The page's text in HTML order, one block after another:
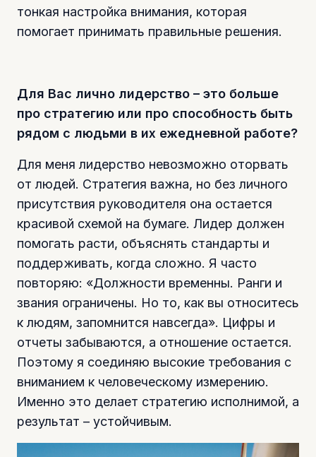
тонкая настройка внимания, которая
помогает принимать правильные решения.
Для Вас лично лидерство – это больше
про стратегию или про способность быть
рядом с людьми в их ежедневной работе?
Для меня лидерство невозможно оторвать
от людей. Стратегия важна, но без личного
присутствия руководителя она остается
красивой схемой на бумаге. Лидер должен
помогать расти, объяснять стандарты и
поддерживать, когда сложно. Я часто
повторяю: «Должности временны. Ранги и
звания ограничены. Но то, как вы относитесь
к людям, запомнится навсегда». Цифры и
отчеты забываются, а отношение остается.
Поэтому я соединяю высокие требования с
вниманием к человеческому измерению.
Именно это делает стратегию исполнимой, а
результат – устойчивым.